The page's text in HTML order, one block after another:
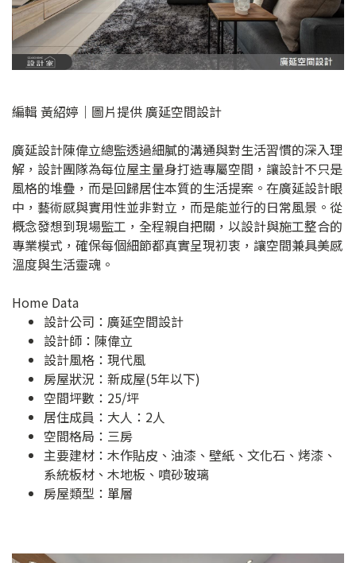
編輯 黃紹婷｜圖片提供 廣延空間設計
廣延設計陳偉立總監透過細膩的溝通與對生活習慣的深入理
解，設計團隊為每位屋主量身打造專屬空間，讓設計不只是
風格的堆疊，而是回歸居住本質的生活提案。在廣延設計眼
中，藝術感與實用性並非對立，而是能並行的日常風景。從
概念發想到現場監工，全程親自把關，以設計與施工整合的
專業模式，確保每個細節都真實呈現初衷，讓空間兼具美感
溫度與生活靈魂。
Home Data
設計公司： 廣延空間設計
設計師：陳偉立
設計風格：現代風
房屋狀況：新成屋(5年以下)
空間坪數：25/坪
居住成員：大人：2人
空間格局：三房
主要建材：木作貼皮、油漆、壁紙、文化石、烤漆、
系統板材、木地板、噴砂玻璃
房屋類型：單層